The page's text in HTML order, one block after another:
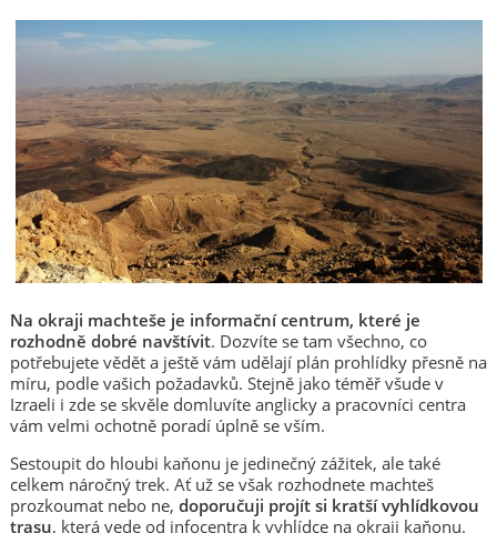
Na okraji machteše je informační centrum, které je
rozhodně dobré navštívit. Dozvíte se tam všechno, co
potřebujete vědět a ještě vám udělají plán prohlídky přesně na
míru, podle vašich požadavků. Stejně jako téměř všude v
Izraeli i zde se skvěle domluvíte anglicky a pracovníci centra
vám velmi ochotně poradí úplně se vším.
Sestoupit do hloubi kaňonu je jedinečný zážitek, ale také
celkem náročný trek. Ať už se však rozhodnete machteš
prozkoumat nebo ne, doporučuji projít si kratší vyhlídkovou
trasu, která vede od infocentra k vyhlídce na okraji kaňonu.